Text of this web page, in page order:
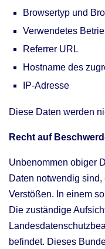
Browsertyp und
Verwendetes
Referrer URL
Hostname des
IP-Adresse
Diese Daten werden
Recht auf
Unbenommen obiger
Daten notwendig
Verstößen. In einem
Die zuständige
befindet. Dieses